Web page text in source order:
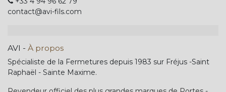
contact@avi-fils.com
AVI - À propos
Spécialiste de la Fermetures depuis 1983 sur Fréjus -Saint
Raphaël - Sainte Maxime.